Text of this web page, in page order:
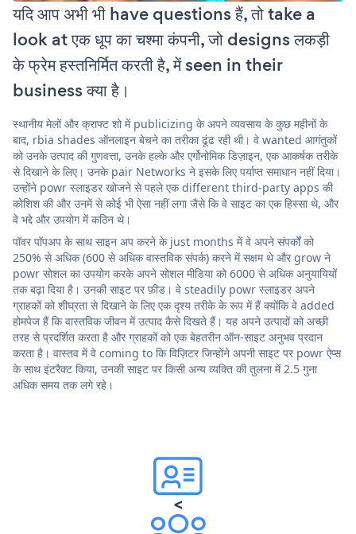
यदि आप अभी भी have questions हैं, तो take a
look at एक धूप का चश्मा कंपनी, जो designs लकड़ी
के फ्रेम हस्तनिर्मित करती है, में seen in their
business क्या है।
स्थानीय मेलों और क्राफ्ट शो में publicizing के अपने व्यवसाय के कुछ महीनों के
बाद, rbia shades ऑनलाइन बेचने का तरीका ढूंढ रही थी। वे wanted आगंतुकों
को उनके उत्पाद की गुणवत्ता, उनके हल्के और एर्गोनोमिक डिज़ाइन, एक आकर्षक तरीके
से दिखाने के लिए। उनके pair Networks ने इसके लिए पर्याप्त समाधान नहीं दिया।
उन्होंने powr स्लाइडर खोजने से पहले एक different third-party apps की
कोशिश की और उनमें से कोई भी ऐसा नहीं लगा जैसे कि वे साइट का एक हिस्सा थे, और
वे भद्दे और उपयोग में कठिन थे।
पॉवर पॉपअप के साथ साइन अप करने के just months में वे अपने संपर्कों को
250% से अधिक (600 से अधिक वास्तविक संपर्क) करने में सक्षम थे और grow ने
powr सोशल का उपयोग करके अपने सोशल मीडिया को 6000 से अधिक अनुयायियों
तक बढ़ा दिया है। उनकी साइट पर फ़ीड। वे steadily powr स्लाइडर अपने
ग्राहकों को शीघ्रता से दिखाने के लिए एक दृश्य तरीके के रूप में हैं क्योंकि वे added
होमपेज हैं कि वास्तविक जीवन में उत्पाद कैसे दिखते हैं। यह अपने उत्पादों को अच्छी
तरह से प्रदर्शित करता है और ग्राहकों को एक बेहतरीन ऑन-साइट अनुभव प्रदान
करता है। वास्तव में वे coming to कि विज़िटर जिन्होंने अपनी साइट पर powr ऐप्स
के साथ इंटरैक्ट किया, उनकी साइट पर किसी अन्य व्यक्ति की तुलना में 2.5 गुना
अधिक समय तक लगे रहे।
<